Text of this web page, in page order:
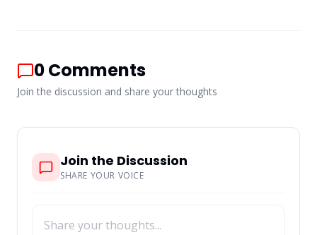
0Comments
Join the discussion and share your thoughts
Join the Discussion
SHARE YOUR VOICE